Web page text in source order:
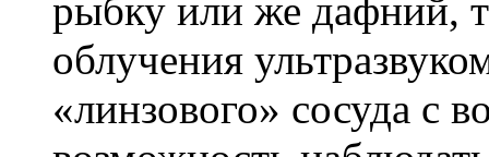
рыбку или же дафний,
облучения
«линзового» сосуда с